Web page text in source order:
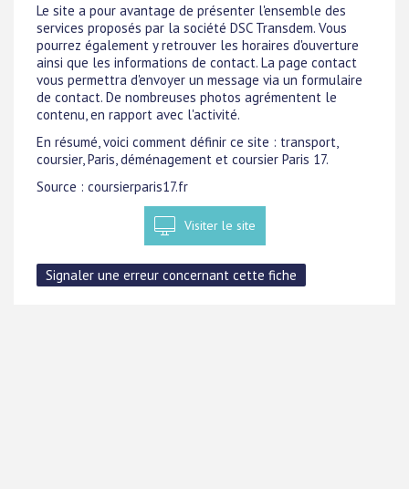
Le site a pour avantage de présenter l'ensemble des
services proposés par la société DSC Transdem. Vous
pourrez également y retrouver les horaires d'ouverture
ainsi que les informations de contact. La page contact
vous permettra d'envoyer un message via un formulaire
de contact. De nombreuses photos agrémentent le
contenu, en rapport avec l'activité.
En résumé, voici comment définir ce site : transport,
coursier, Paris, déménagement et coursier Paris 17.
Source : coursierparis17.fr
Visiter le site